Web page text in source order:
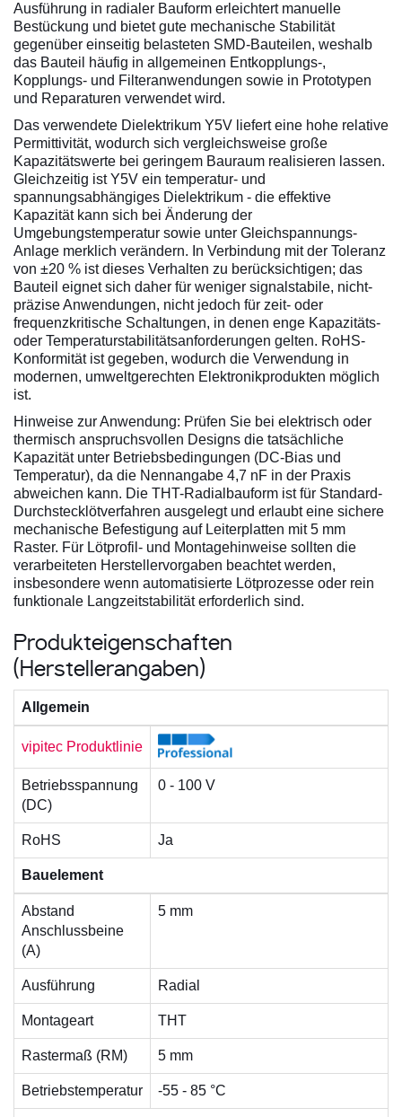
Ausführung in radialer Bauform erleichtert manuelle
Bestückung und bietet gute mechanische Stabilität
gegenüber einseitig belasteten SMD-Bauteilen, weshalb
das Bauteil häufig in allgemeinen Entkopplungs-,
Kopplungs- und Filteranwendungen sowie in Prototypen
und Reparaturen verwendet wird.
Das verwendete Dielektrikum Y5V liefert eine hohe relative
Permittivität, wodurch sich vergleichsweise große
Kapazitätswerte bei geringem Bauraum realisieren lassen.
Gleichzeitig ist Y5V ein temperatur- und
spannungsabhängiges Dielektrikum - die effektive
Kapazität kann sich bei Änderung der
Umgebungstemperatur sowie unter Gleichspannungs-
Anlage merklich verändern. In Verbindung mit der Toleranz
von ±20 % ist dieses Verhalten zu berücksichtigen; das
Bauteil eignet sich daher für weniger signalstabile, nicht-
präzise Anwendungen, nicht jedoch für zeit- oder
frequenzkritische Schaltungen, in denen enge Kapazitäts-
oder Temperaturstabilitätsanforderungen gelten. RoHS-
Konformität ist gegeben, wodurch die Verwendung in
modernen, umweltgerechten Elektronikprodukten möglich
ist.
Hinweise zur Anwendung: Prüfen Sie bei elektrisch oder
thermisch anspruchsvollen Designs die tatsächliche
Kapazität unter Betriebsbedingungen (DC-Bias und
Temperatur), da die Nennangabe 4,7 nF in der Praxis
abweichen kann. Die THT-Radialbauform ist für Standard-
Durchstecklötverfahren ausgelegt und erlaubt eine sichere
mechanische Befestigung auf Leiterplatten mit 5 mm
Raster. Für Lötprofil- und Montagehinweise sollten die
verarbeiteten Herstellervorgaben beachtet werden,
insbesondere wenn automatisierte Lötprozesse oder rein
funktionale Langzeitstabilität erforderlich sind.
Produkteigenschaften
(Herstellerangaben)
Allgemein
vipitec Produktlinie
Betriebsspannung
(DC)
0 - 100 V
RoHS Ja
Bauelement
Abstand
Anschlussbeine
(A)
5 mm
Ausführung Radial
Montageart THT
Rastermaß (RM) 5 mm
Betriebstemperatur -55 - 85 °C